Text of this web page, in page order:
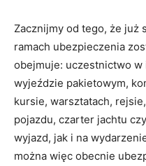
Zacznijmy od tego, że już
ramach ubezpieczenia
obejmuje: uczestnictwo
wyjeździe pakietowym,
kursie, warsztatach,
pojazdu, czarter jachtu
wyjazd, jak i na
można więc obecnie